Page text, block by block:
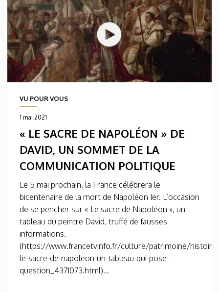
VU POUR VOUS
1 mai 2021
« LE SACRE DE NAPOLÉON » DE
DAVID, UN SOMMET DE LA
COMMUNICATION POLITIQUE
Le 5 mai prochain, la France célébrera le
bicentenaire de la mort de Napoléon Ier. L’occasion
de se pencher sur « Le sacre de Napoléon », un
tableau du peintre David, truffé de fausses
informations.
(https://www.francetvinfo.fr/culture/patrimoine/
le-sacre-de-napoleon-un-tableau-qui-pose-
question_4371073.html)...